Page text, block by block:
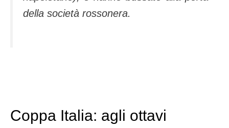
della società rossonera.
Coppa Italia: agli ottavi